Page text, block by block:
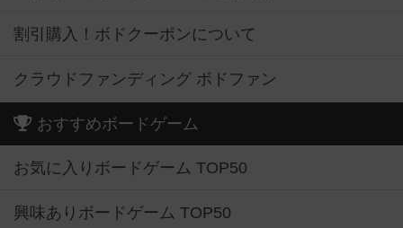
割引購入！ボドクーポンについて
クラウドファンディング ボドファン
おすすめボードゲーム
お気に入りボードゲーム TOP50
興味ありボードゲーム TOP50